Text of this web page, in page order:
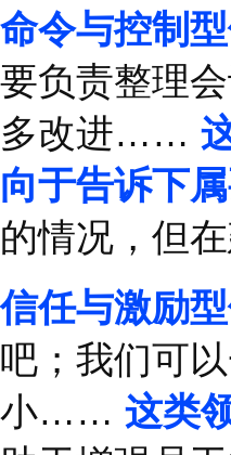
理解动机
现出真诚的
解。
然而，使
的感觉，
被指责。
以下提问：